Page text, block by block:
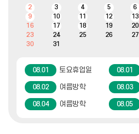
2
3 4 5 6
9
10 11 12 13
16
17 18 19 20
23
24 25 26 27
30
31
08.01 토요휴업일 08.01
08.02 여름방학 08.03
08.04 여름방학 08.05